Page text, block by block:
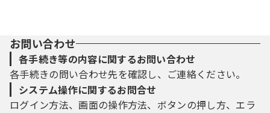
お問い合わせ
各手続き等の内容に関するお問い合わせ
各手続きの問い合わせ先を確認し、ご連絡ください。
システム操作に関するお問合せ
ログイン方法、画面の操作方法、ボタンの押し方、エラ